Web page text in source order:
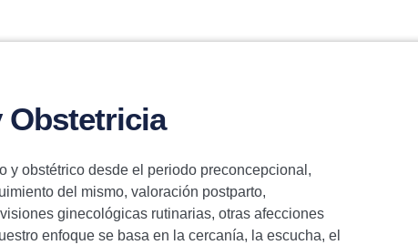
Obstetricia
y obstétrico desde el periodo preconcepcional,
del mismo, valoración postparto,
ginecológicas rutinarias, otras afecciones
enfoque se basa en la cercanía, la escucha, el